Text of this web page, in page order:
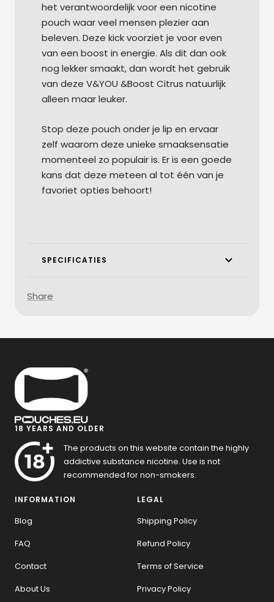
het verantwoordelijk voor een nicotine
pouch waar veel mensen plezier aan
beleven. Deze kick voorziet je voor even
van een boost in energie. Als dit dan ook
nog lekker smaakt, dan wordt het gebruik
van deze V&YOU &Boost Citrus natuurlijk
alleen maar leuker.
Stop deze pouch onder je lip en ervaar
zelf waarom deze unieke smaaksensatie
momenteel zo populair is. Er is een goede
kans dat deze meteen al tot één van je
favoriet opties behoort!
SPECIFICATIES
Share
18 YEARS AND OLDER
The products on this website contain the highly
addictive substance nicotine. Use is not
recommended for non-smokers.
INFORMATION
Blog
FAQ
Contact
About Us
LEGAL
Shipping Policy
Refund Policy
Terms of Service
Privacy Policy